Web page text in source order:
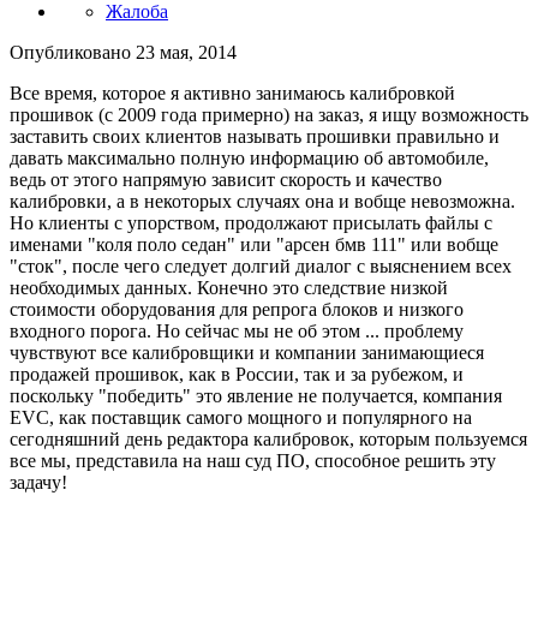
Жалоба
Опубликовано 23 мая, 2014
Все время, которое я активно занимаюсь калибровкой
прошивок (с 2009 года примерно) на заказ, я ищу возможность
заставить своих клиентов называть прошивки правильно и
давать максимально полную информацию об автомобиле,
ведь от этого напрямую зависит скорость и качество
калибровки, а в некоторых случаях она и вобще невозможна.
Но клиенты с упорством, продолжают присылать файлы с
именами "коля поло седан" или "арсен бмв 111" или вобще
"сток", после чего следует долгий диалог с выяснением всех
необходимых данных. Конечно это следствие низкой
стоимости оборудования для репрога блоков и низкого
входного порога. Но сейчас мы не об этом ... проблему
чувствуют все калибровщики и компании занимающиеся
продажей прошивок, как в России, так и за рубежом, и
поскольку "победить" это явление не получается, компания
EVC, как поставщик самого мощного и популярного на
сегодняшний день редактора калибровок, которым пользуемся
все мы, представила на наш суд ПО, способное решить эту
задачу!